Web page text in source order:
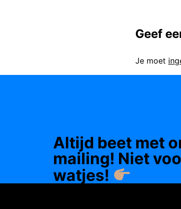
Geef
Je moet
Altijd beet met
mailing! Niet
watjes!